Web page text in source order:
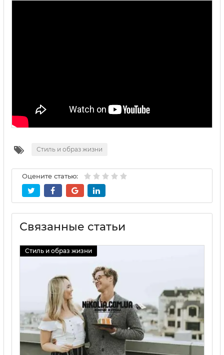
Стиль и образ жизни
Оцените статью:
Связанные статьи
Стиль и образ жизни